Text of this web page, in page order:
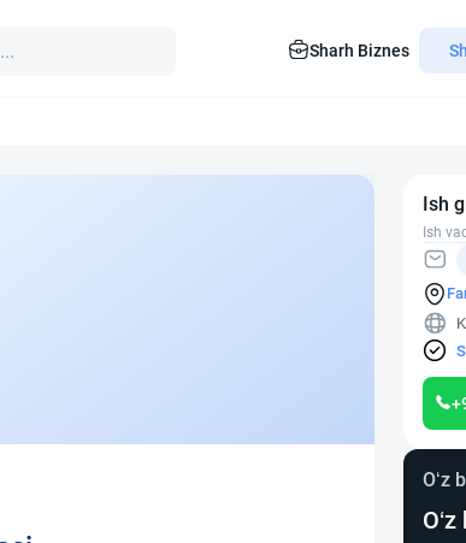
Sharh Biznes
Ish
Ish
O‘z